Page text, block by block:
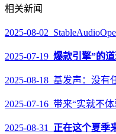
相关新闻
2025-08-02
2025-07-19 爆款引擎”的
2025-08-18 基发声：没有
2025-07-16 带来“实就不
2025-08-31 正在这个夏季